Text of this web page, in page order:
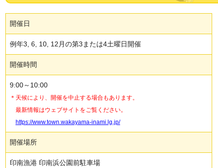
開催日
例年3, 6, 10, 12月の第3または4土曜日開催
開催時間
9:00～10:00
＊天候により、開催を中止する場合もあります。
最新情報はウェブサイトをご覧ください。
https://www.town.wakayama-inami.lg.jp/
開催場所
印南漁港 印南浜公園前駐車場